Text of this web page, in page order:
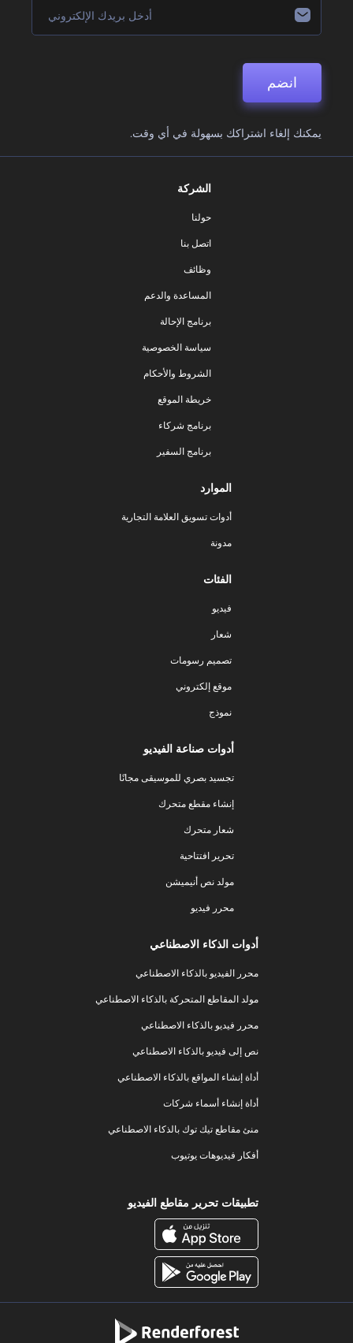
انضم
يمكنك إلغاء اشتراكك بسهولة في أي وقت.
الشركة
حولنا
اتصل بنا
وظائف
المساعدة والدعم
برنامج الإحالة
سياسة الخصوصية
الشروط والأحكام
خريطة الموقع
برنامج شركاء
برنامج السفير
الموارد
أدوات تسويق العلامة التجارية
مدونة
الفئات
فيديو
شعار
تصميم رسومات
موقع إلكتروني
نموذج
أدوات صناعة الفيديو
تجسيد بصري للموسيقى مجانًا
إنشاء مقطع متحرك
شعار متحرك
تحرير افتتاحية
مولد نص أنيميشن
محرر فيديو
أدوات الذكاء الاصطناعي
محرر الفيديو بالذكاء الاصطناعي
مولد المقاطع المتحركة بالذكاء الاصطناعي
محرر فيديو بالذكاء الاصطناعي
نص إلى فيديو بالذكاء الاصطناعي
أداة إنشاء المواقع بالذكاء الاصطناعي
أداة إنشاء أسماء شركات
منئ مقاطع تيك توك بالذكاء الاصطناعي
أفكار فيديوهات يوتيوب
تطبيقات تحرير مقاطع الفيديو